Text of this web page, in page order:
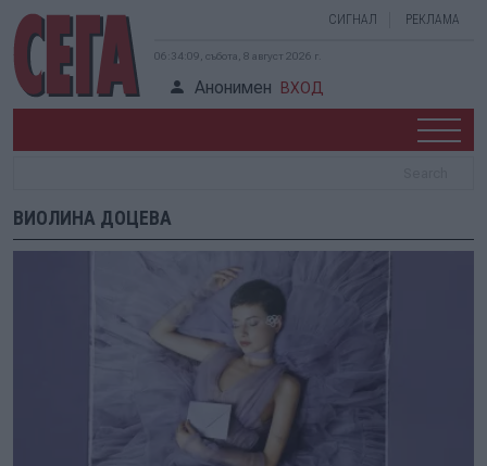
СИГНАЛ РЕКЛАМА
06:34:09, събота, 8 август 2026 г.
Анонимен ВХОД
ВИОЛИНА ДОЦЕВА